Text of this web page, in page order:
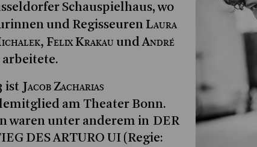
Schauspielhaus, wo
und RegisseurenLaura
Felix KrakauundAndré
istJacob Zacharias
am Theater Bonn.
waren unter anderem in DER
DES ARTURO UI (Regie: